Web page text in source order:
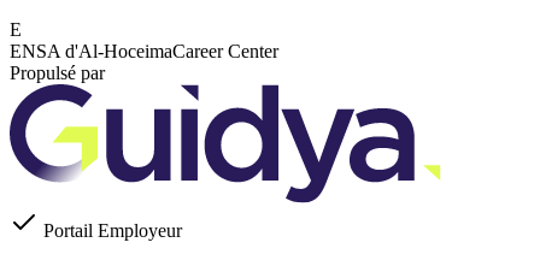
E
ENSA d'Al-HoceimaCareer Center
Propulsé par
Portail Employeur